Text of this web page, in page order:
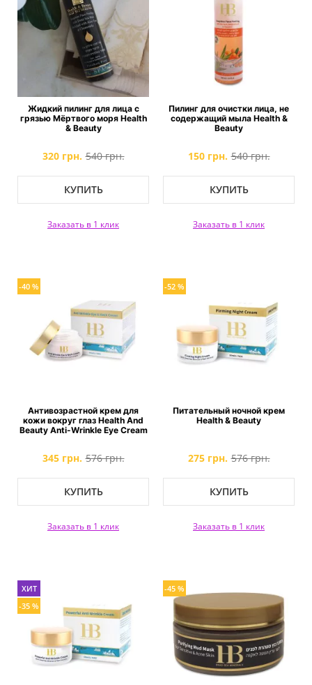
Жидкий пилинг для лица с
грязью Mёртвого моря Health
& Beauty
320 грн. 540 грн.
КУПИТЬ
Заказать в 1 клик
Пилинг для очистки лица, не
содержащий мыла Health &
Beauty
150 грн. 540 грн.
КУПИТЬ
Заказать в 1 клик
-40 %
Антивозрастной крем для
кожи вокруг глаз Health And
Beauty Anti-Wrinkle Eye Cream
345 грн. 576 грн.
КУПИТЬ
Заказать в 1 клик
-52 %
Питательный ночной крем
Health & Beauty
275 грн. 576 грн.
КУПИТЬ
Заказать в 1 клик
ХИТ
-35 %
-45 %